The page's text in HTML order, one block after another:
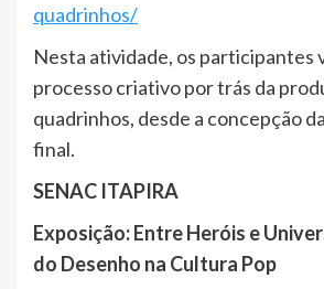
quadrinhos/
Nesta atividade, os participantes
processo criativo por trás da
quadrinhos, desde a concepção
final.
SENAC ITAPIRA
Exposição: Entre Heróis e
do Desenho na Cultura Pop